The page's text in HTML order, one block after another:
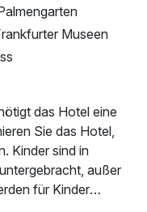
Museen
das Hotel eine
Sie das Hotel,
Kinder sind in
außer
für Kinder